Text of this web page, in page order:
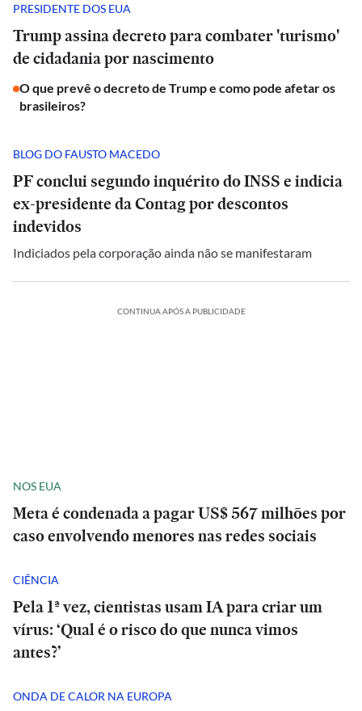
PRESIDENTE DOS EUA
Trump assina decreto para combater 'turismo'
de cidadania por nascimento
O que prevê o decreto de Trump e como pode afetar os
brasileiros?
BLOG DO FAUSTO MACEDO
PF conclui segundo inquérito do INSS e indicia
ex-presidente da Contag por descontos
indevidos
Indiciados pela corporação ainda não se manifestaram
CONTINUA APÓS A PUBLICIDADE
NOS EUA
Meta é condenada a pagar US$ 567 milhões por
caso envolvendo menores nas redes sociais
CIÊNCIA
Pela 1ª vez, cientistas usam IA para criar um
vírus: ‘Qual é o risco do que nunca vimos
antes?’
ONDA DE CALOR NA EUROPA